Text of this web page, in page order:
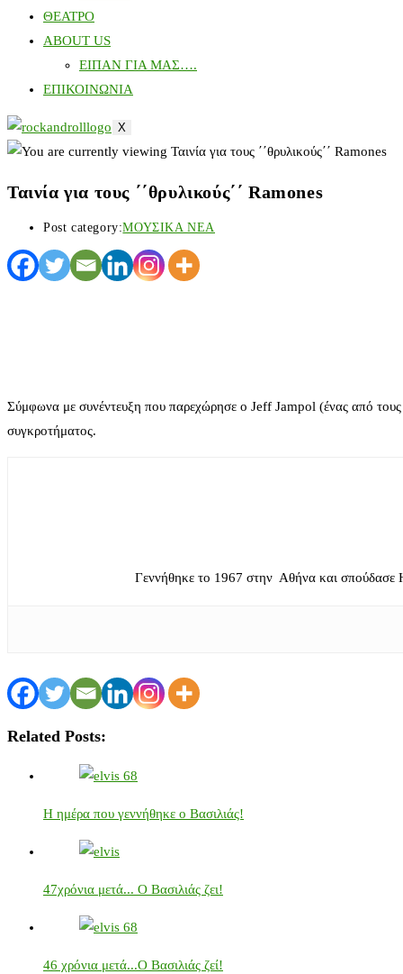
ΘΕΑΤΡΟ
ABOUT US
ΕΙΠΑΝ ΓΙΑ ΜΑΣ….
ΕΠΙΚΟΙΝΩΝΙΑ
X
Ταινία για τους ΄΄θρυλικούς΄΄ Ramones
Post category:ΜΟΥΣΙΚΑ ΝΕΑ
Σύμφωνα με συνέντευξη που παρεχώρησε ο Jeff Jampol (ένας από τους
συγκροτήματος.
Γεννήθηκε το 1967 στην Αθήνα και σπούδασε
Related Posts:
Η ημέρα που γεννήθηκε ο Βασιλιάς!
47χρόνια μετά... Ο Βασιλιάς ζει!
46 χρόνια μετά...Ο Βασιλιάς ζεί!